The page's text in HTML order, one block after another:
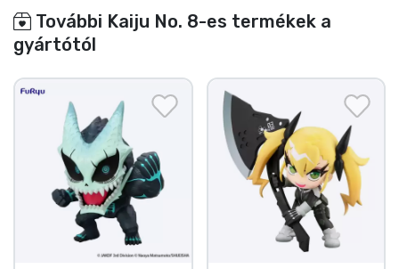
További Kaiju No. 8-es termékek a
gyártótól